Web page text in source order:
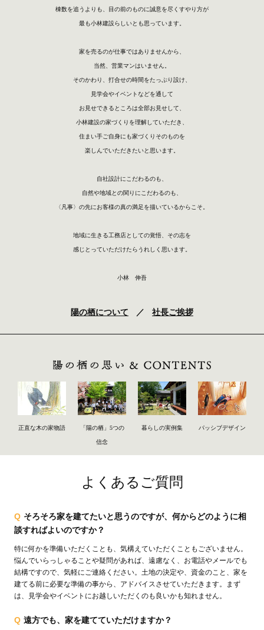
棟数を追うよりも、目の前のものに誠意を尽くすやり方が
最も小林建設らしいとも思っています。
家を売るのが仕事ではありませんから、
当然、営業マンはいません。
そのかわり、打合せの時間をたっぷり設け、
見学会やイベントなどを通して
お見せできるところは全部お見せして、
小林建設の家づくりを理解していただき、
住まい手ご自身にも家づくりそのものを
楽しんでいただきたいと思います。
自社設計にこだわるのも、
自然や地域との関りにこだわるのも、
〈凡事〉の先にお客様の真の満足を描いているからこそ。
地域に生きる工務店としての覚悟、その志を
感じとっていただけたらうれしく思います。
小林 伸吾
陽の栖について ／ 社長ご挨拶
正直な木の家物語 「陽の栖」5つの
信念
暮らしの実例集 パッシブデザイン
よくあるご質問
Q そろそろ家を建てたいと思うのですが、何からどのように相
談すればよいのですか？
特に何かを準備いただくことも、気構えていただくこともございません。
悩んでいらっしゃることや疑問があれば、遠慮なく、お電話やメールでも
結構ですので、気軽にご連絡ください。土地の決定や、資金のこと、家を
建てる前に必要な準備の事から、アドバイスさせていただきます。まず
は、見学会やイベントにお越しいただくのも良いかも知れません。
Q 遠方でも、家を建てていただけますか？